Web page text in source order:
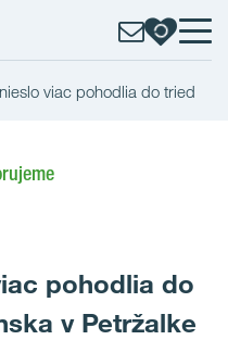
viac pohodlia do tried
pohodlia do
v Petržalke